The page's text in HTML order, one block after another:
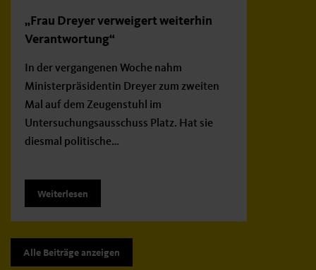
„Frau Dreyer verweigert weiterhin
Verantwortung“
In der vergangenen Woche nahm
Ministerpräsidentin Dreyer zum zweiten
Mal auf dem Zeugenstuhl im
Untersuchungsausschuss Platz. Hat sie
diesmal politische…
Weiterlesen
Alle Beiträge anzeigen